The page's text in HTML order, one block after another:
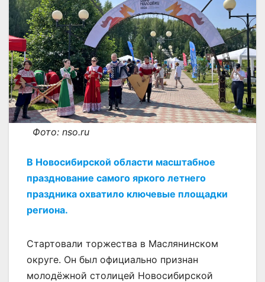
Фото: nso.ru
В Новосибирской области масштабное
празднование самого яркого летнего
праздника охватило ключевые площадки
региона.
Стартовали торжества в Маслянинском
округе. Он был официально признан
молодёжной столицей Новосибирской